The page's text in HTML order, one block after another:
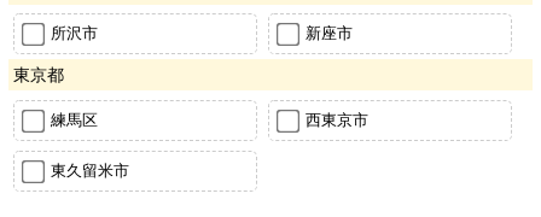
所沢市 新座市
東京都
練馬区 西東京市
東久留米市